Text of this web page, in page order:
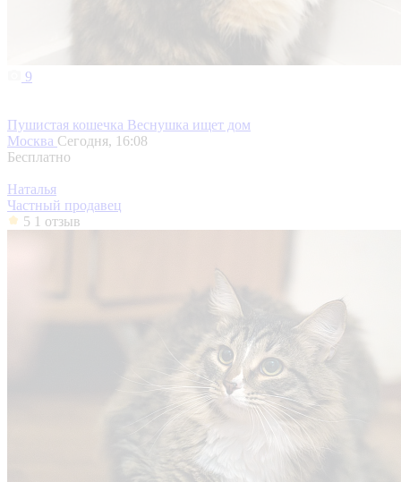
9
Пушистая кошечка Веснушка ищет дом
Москва Сегодня, 16:08
Бесплатно
Наталья
Частный продавец
5 1 отзыв